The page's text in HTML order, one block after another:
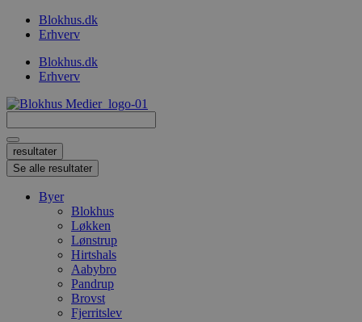
VidereBlokhus.dk
Erhverv
Blokhus.dk
Erhverv
...
resultater
Se alle resultater
Byer
Blokhus
Løkken
Lønstrup
Hirtshals
Aabybro
Pandrup
Brovst
Fjerritslev